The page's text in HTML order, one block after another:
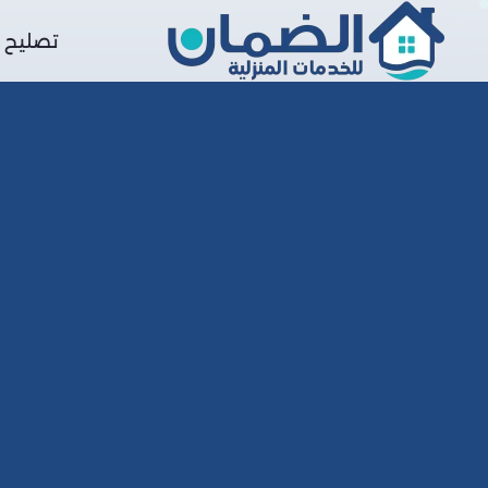
تصليح